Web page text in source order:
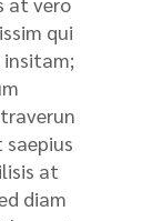
qui
saepius
at
diam